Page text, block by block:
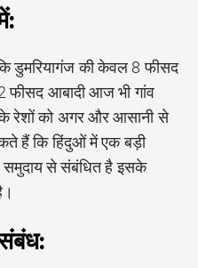
डुमरियागंज की केवल 8 फीसद
फीसद आबादी आज भी गांव
के रेशों को अगर और आसानी से
हैं कि हिंदुओं में एक बड़ी
समुदाय से संबंधित है इसके